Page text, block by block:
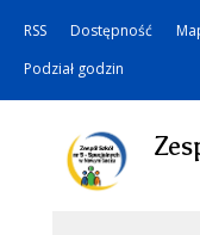
RSS Dostępność
Podział godzin